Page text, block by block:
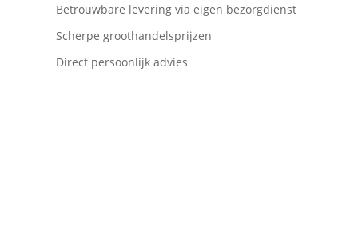
Betrouwbare levering via eigen bezorgdienst
Scherpe groothandelsprijzen
Direct persoonlijk advies